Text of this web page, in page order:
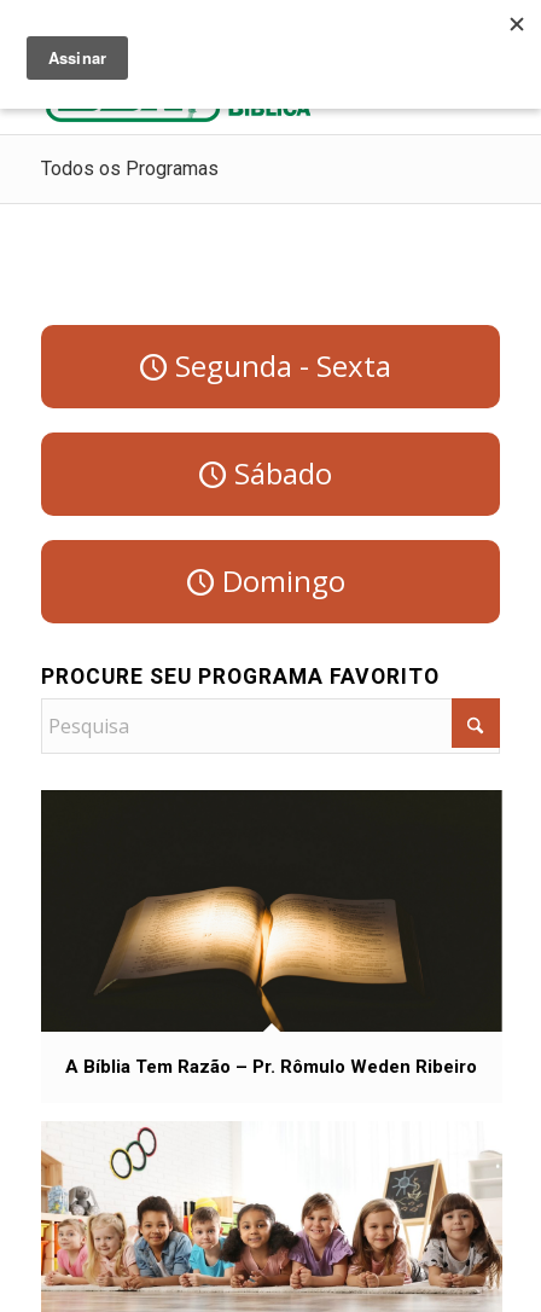
Todos os Programas
Segunda - Sexta
Sábado
Domingo
PROCURE SEU PROGRAMA FAVORITO
A Bíblia Tem Razão – Pr. Rômulo Weden Ribeiro